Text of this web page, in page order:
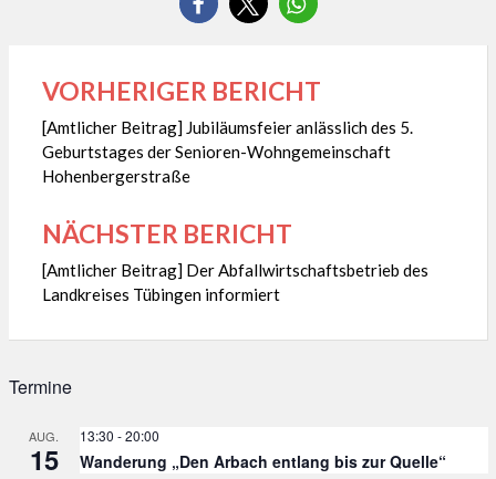
Beitragsnavigation
VORHERIGER BERICHT
[Amtlicher Beitrag] Jubiläumsfeier anlässlich des 5.
Geburtstages der Senioren-Wohngemeinschaft
Hohenbergerstraße
NÄCHSTER BERICHT
[Amtlicher Beitrag] Der Abfallwirtschaftsbetrieb des
Landkreises Tübingen informiert
Termine
AUG.
15
13:30 -20:00
Wanderung „Den Arbach entlang bis zur Quelle“